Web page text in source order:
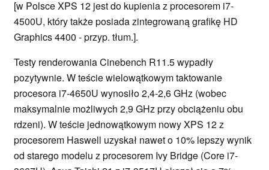
[w Polsce XPS 12 jest do kupienia z procesorem i7-
4500U, który także posiada zintegrowaną grafikę HD
Graphics 4400 - przyp. tłum.].
Testy renderowania Cinebench R11.5 wypadły
pozytywnie. W teście wielowątkowym taktowanie
procesora i7-4650U wynosiło 2,4-2,6 GHz (wobec
maksymalnie możliwych 2,9 GHz przy obciążeniu obu
rdzeni). W teście jednowątkowym nowy XPS 12 z
procesorem Haswell uzyskał nawet o 10% lepszy wynik
od starego modelu z procesorem Ivy Bridge (Core i7-